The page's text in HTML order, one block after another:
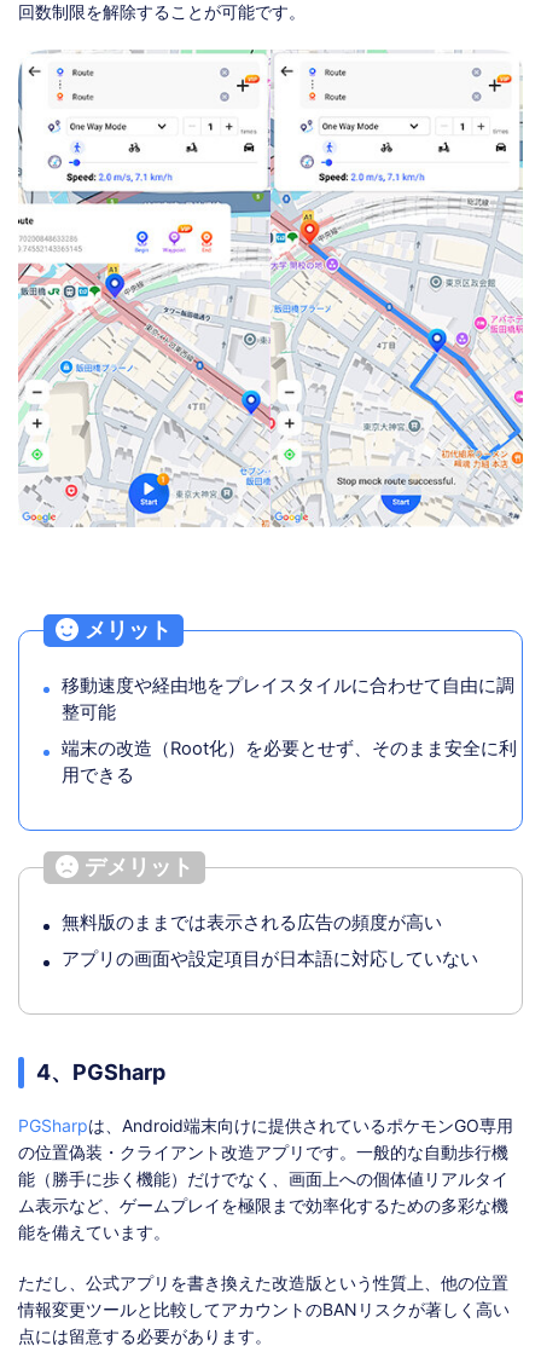
回数制限を解除することが可能です。
メリット
移動速度や経由地をプレイスタイルに合わせて自由に調
整可能
端末の改造（Root化）を必要とせず、そのまま安全に利
用できる
デメリット
無料版のままでは表示される広告の頻度が高い
アプリの画面や設定項目が日本語に対応していない
4、PGSharp
PGSharpは、Android端末向けに提供されているポケモンGO専用
の位置偽装・クライアント改造アプリです。一般的な自動歩行機
能（勝手に歩く機能）だけでなく、画面上への個体値リアルタイ
ム表示など、ゲームプレイを極限まで効率化するための多彩な機
能を備えています。
ただし、公式アプリを書き換えた改造版という性質上、他の位置
情報変更ツールと比較してアカウントのBANリスクが著しく高い
点には留意する必要があります。